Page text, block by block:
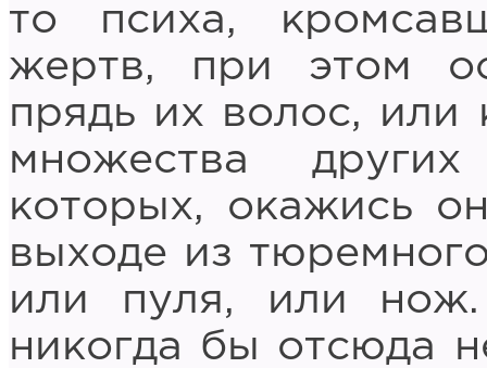
то психа,
жертв, при этом
прядь их волос, или
множества
которых, окажись
выходе из
или пуля, или
никогда бы отсюда